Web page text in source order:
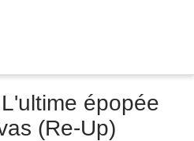
épopée
(Re-Up)